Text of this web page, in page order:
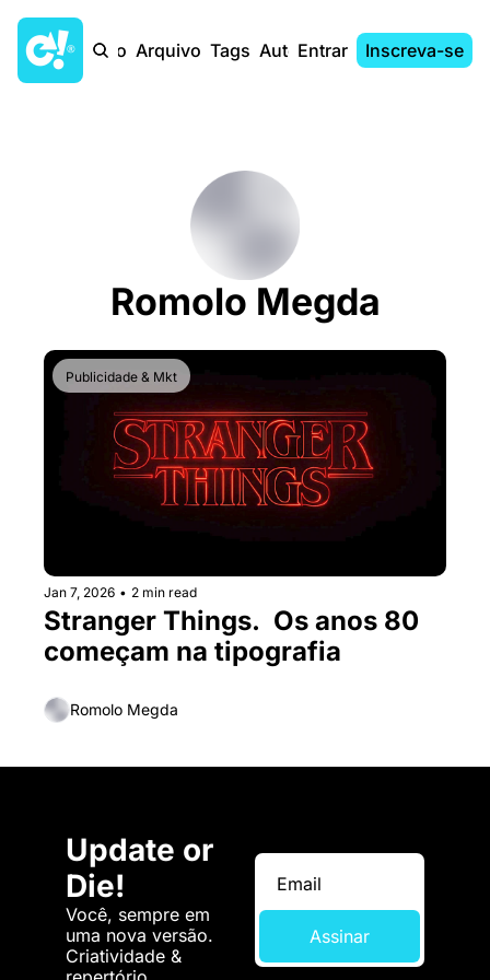
Início Arquivo Tags AutoresEntrar Inscreva-se
Romolo Megda
Publicidade & Mkt
Jan 7, 2026 • 2 min read
Stranger Things.  Os anos 80
começam na tipografia
Romolo Megda
Update or
Die!
Você, sempre em
uma nova versão.
Criatividade &
Assinar